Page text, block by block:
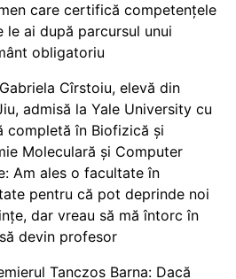
care certifică competențele
le ai după parcursul unui
obligatoriu
Cîrstoiu, elevă din
admisă la Yale University cu
completă în Biofizică și
Moleculară și Computer
Am ales o facultate în
pentru că pot deprinde noi
dar vreau să mă întorc în
devin profesor
Tanczos Barna: Dacă